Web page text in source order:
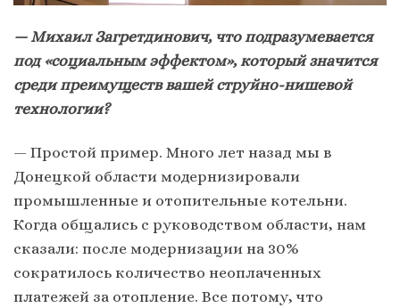
— Михаил Загретдинович, что подразумевается
под «социальным эффектом», который значится
среди преимуществ вашей струйно-нишевой
технологии?
— Простой пример. Много лет назад мы в
Донецкой области модернизировали
промышленные и отопительные котельни.
Когда общались с руководством области, нам
сказали: после модернизации на 30%
сократилось количество неоплаченных
платежей за отопление. Все потому, что